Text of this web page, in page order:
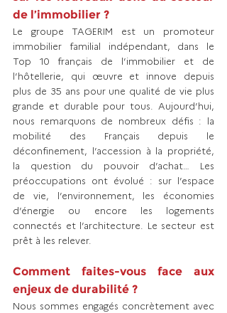
de l’immobilier ?
Le groupe TAGERIM est un promoteur
immobilier familial indépendant, dans le
Top 10 français de l’immobilier et de
l’hôtellerie, qui œuvre et innove depuis
plus de 35 ans pour une qualité de vie plus
grande et durable pour tous. Aujourd’hui,
nous remarquons de nombreux défis : la
mobilité des Français depuis le
déconfinement, l’accession à la propriété,
la question du pouvoir d’achat… Les
préoccupations ont évolué : sur l’espace
de vie, l’environnement, les économies
d’énergie ou encore les logements
connectés et l’architecture. Le secteur est
prêt à les relever.
Comment faites-vous face aux
enjeux de durabilité ?
Nous sommes engagés concrètement avec